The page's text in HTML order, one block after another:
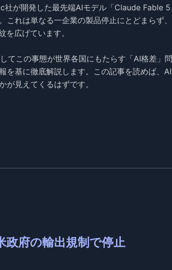
が開発した最先端AIモデル「Claude Fable 5
これは単なる一企業の製品停止にとどまらず
広げています。
この事態が世界各国にもたらす「AI格差」問
を基に徹底解説します。この記事を読めば、
見えてくるはずです。
府の輸出規制で停止